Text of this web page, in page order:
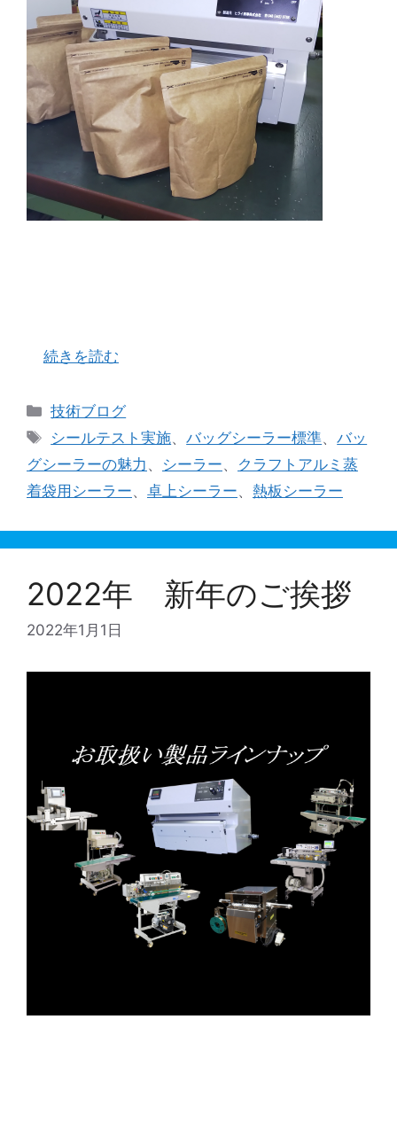
続きを読む
カ
テ
リ
ー
技術ブログ
タ
シールテスト実施、バッグシーラー標準、バッ
グシーラーの魅力 、 シーラー、 クラフトアルミ蒸
着袋用シーラー、 卓上シーラー、 熱板シーラー
2022年 新年のご挨拶
2022年1月1日